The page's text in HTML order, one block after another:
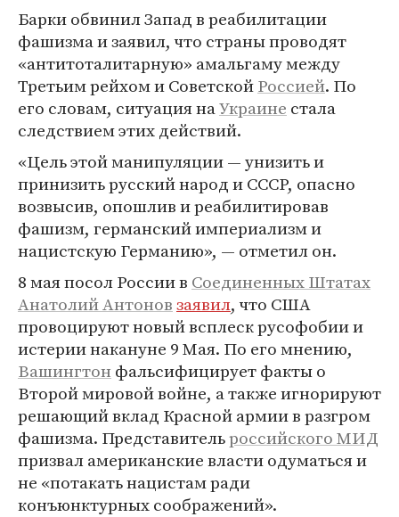
Барки обвинил Запад в реабилитации
фашизма и заявил, что страны проводят
«антитоталитарную» амальгаму между
Третьим рейхом и СоветскойРоссией. По
его словам, ситуация наУкраине стала
следствием этих действий.
«Цель этой манипуляции — унизить и
принизить русский народ и СССР, опасно
возвысив, опошлив и реабилитировав
фашизм, германский империализм и
нацистскую Германию», — отметил он.
8 мая посол России в Соединенных Штатах
Анатолий Антоновзаявил, что США
провоцируют новый всплеск русофобии и
истерии накануне 9 Мая. По его мнению,
Вашингтон фальсифицирует факты о
Второй мировой войне, а также игнорируют
решающий вклад Красной армии в разгром
фашизма. Представительроссийского МИД
призвал американские власти одуматься и
не «потакать нацистам ради
конъюнктурных соображений».